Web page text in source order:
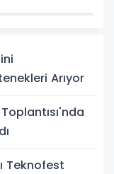
Arıyor
Teknofest